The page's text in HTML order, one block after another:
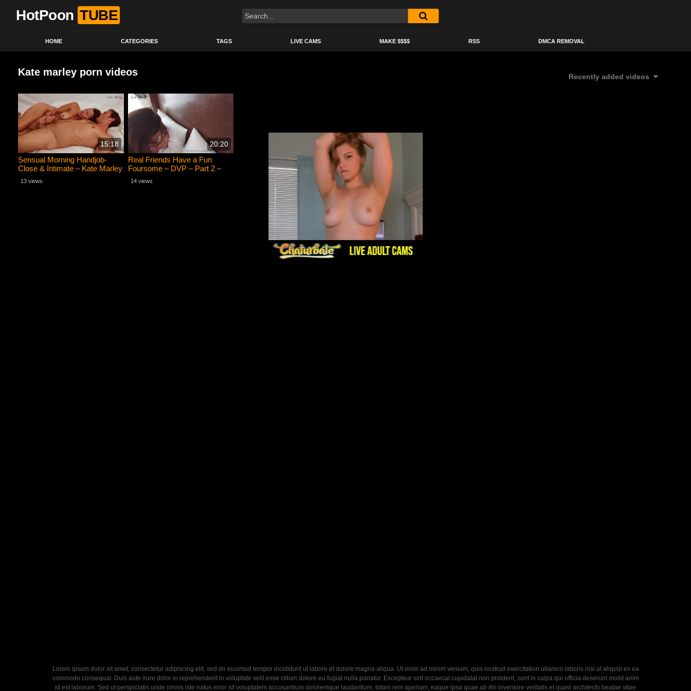
HotPoon TUBE
HOME CATEGORIES TAGS LIVE CAMS MAKE $$$$ RSS DMCA REMOVAL
Kate marley porn videos Recently added videos
15:18
Sensual Morning Handjob-
Close & Intimate – Kate Marley
13 views
20:20
Real Friends Have a Fun
Foursome – DVP – Part 2 –
Kate Marley
14 views
Lorem ipsum dolor sit amet, consectetur adipiscing elit, sed do eiusmod tempor incididunt ut labore et dolore magna aliqua. Ut enim ad minim veniam, quis nostrud exercitation ullamco laboris nisi ut aliquip ex ea
commodo consequat. Duis aute irure dolor in reprehenderit in voluptate velit esse cillum dolore eu fugiat nulla pariatur. Excepteur sint occaecat cupidatat non proident, sunt in culpa qui officia deserunt mollit anim
id est laborum. Sed ut perspiciatis unde omnis iste natus error sit voluptatem accusantium doloremque laudantium, totam rem aperiam, eaque ipsa quae ab illo inventore veritatis et quasi architecto beatae vitae